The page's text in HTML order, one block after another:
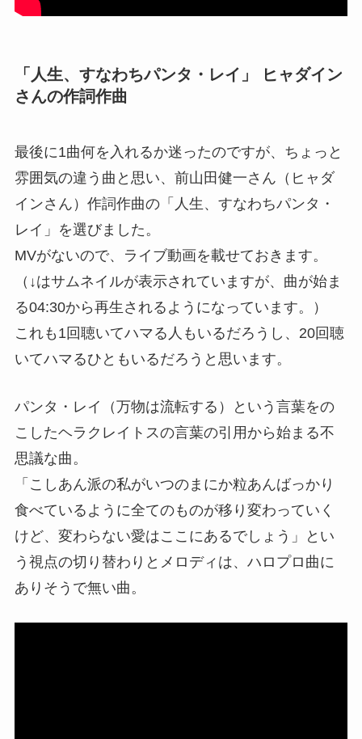
「人生、すなわちパンタ・レイ」 ヒャダイン
さんの作詞作曲
最後に1曲何を入れるか迷ったのですが、ちょっと
雰囲気の違う曲と思い、前山田健一さん（ヒャダ
インさん）作詞作曲の「人生、すなわちパンタ・
レイ」を選びました。
MVがないので、ライブ動画を載せておきます。
（↓はサムネイルが表示されていますが、曲が始ま
る04:30から再生されるようになっています。）
これも1回聴いてハマる人もいるだろうし、20回聴
いてハマるひともいるだろうと思います。
パンタ・レイ（万物は流転する）という言葉をの
こしたヘラクレイトスの言葉の引用から始まる不
思議な曲。
「こしあん派の私がいつのまにか粒あんばっかり
食べているように全てのものが移り変わっていく
けど、変わらない愛はここにあるでしょう」とい
う視点の切り替わりとメロディは、ハロプロ曲に
ありそうで無い曲。